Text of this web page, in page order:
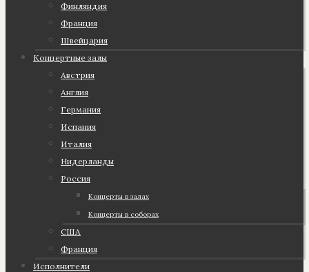
Финляндия
Франция
Швейцария
Концертные залы
Австрия
Англия
Германия
Испания
Италия
Нидерланды
Россия
Концерты в залах
Концерты в соборах
США
Франция
Исполнители